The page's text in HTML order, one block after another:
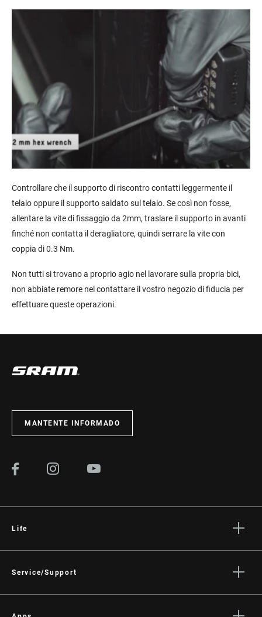
Controllare che il supporto di riscontro contatti leggermente il
telaio oppure il supporto saldato sul telaio. Se così non fosse,
allentare la vite di fissaggio da 2mm, traslare il supporto in avanti
finché non contatta il deragliatore, quindi serrare la vite con
coppia di 0.3 Nm.
Non tutti si trovano a proprio agio nel lavorare sulla propria bici,
non abbiate remore nel contattare il vostro negozio di fiducia per
effettuare queste operazioni.
MANTENTE INFORMADO
Life
Cultura
Service/Support